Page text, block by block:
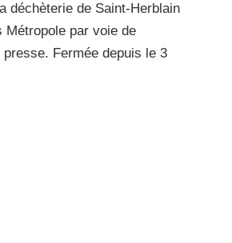
déchèterie de Saint-Herblain
Métropole par voie de
presse. Fermée depuis le 3